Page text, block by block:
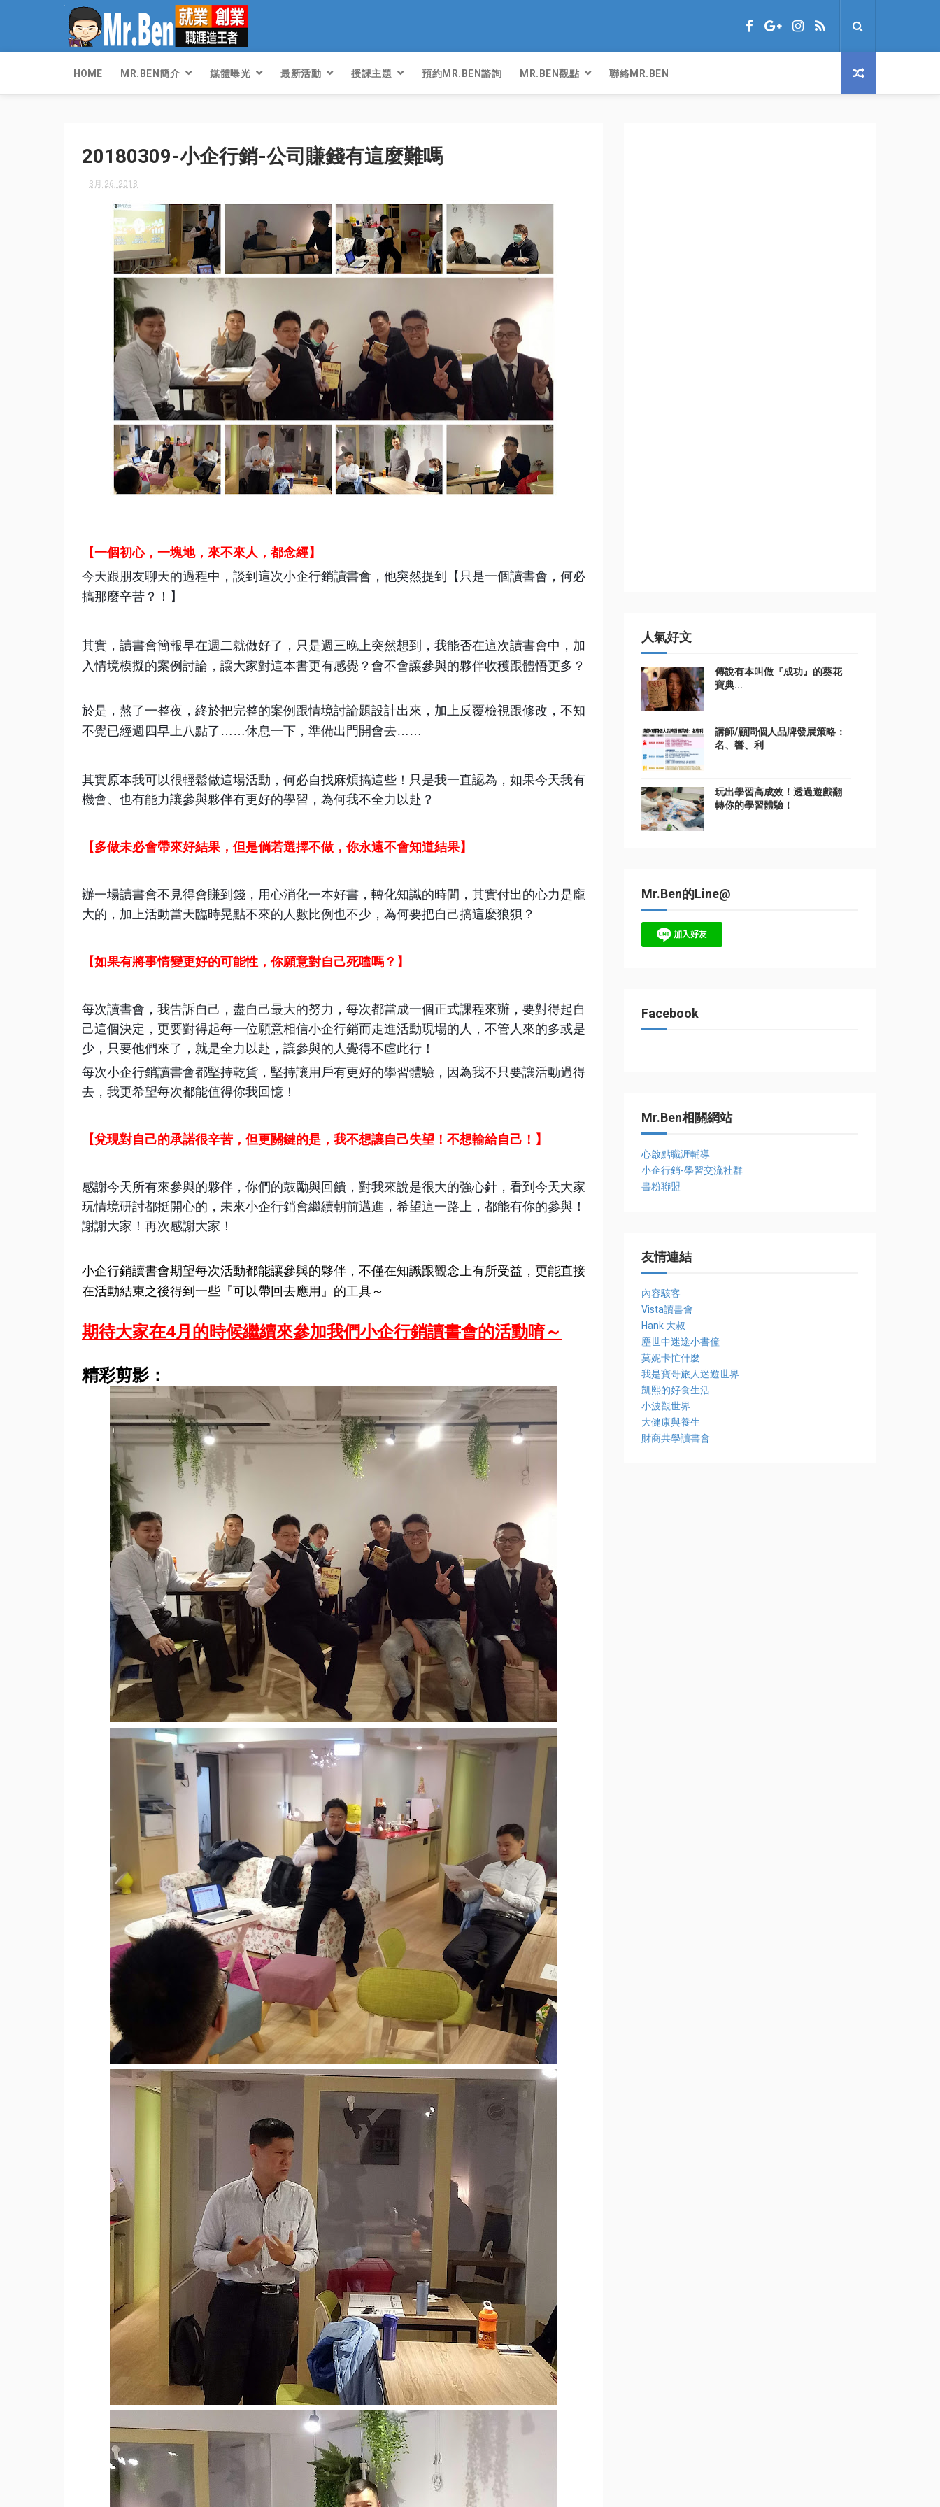
HOME MR.BEN簡介 媒體曝光 最新活動 授課主題 預約MR.BEN諮詢 MR.BEN觀點 聯絡MR.BEN
20180309-小企行銷-公司賺錢有這麼難嗎
3月 26, 2018
【一個初心，一塊地，來不來人，都念經】
今天跟朋友聊天的過程中，談到這次小企行銷讀書會，他突然提到【只是一個讀書會，何必
搞那麼辛苦？！】
其實，讀書會簡報早在週二就做好了，只是週三晚上突然想到，我能否在這次讀書會中，加
入情境模擬的案例討論，讓大家對這本書更有感覺？會不會讓參與的夥伴收穫跟體悟更多？
於是，熬了一整夜，終於把完整的案例跟情境討論題設計出來，加上反覆檢視跟修改，不知
不覺已經週四早上八點了……休息一下，準備出門開會去……
其實原本我可以很輕鬆做這場活動，何必自找麻煩搞這些！只是我一直認為，如果今天我有
機會、也有能力讓參與夥伴有更好的學習，為何我不全力以赴？
【多做未必會帶來好結果，但是倘若選擇不做，你永遠不會知道結果】
辦一場讀書會不見得會賺到錢，用心消化一本好書，轉化知識的時間，其實付出的心力是龐
大的，加上活動當天臨時晃點不來的人數比例也不少，為何要把自己搞這麼狼狽？
【如果有將事情變更好的可能性，你願意對自己死嗑嗎？】
每次讀書會，我告訴自己，盡自己最大的努力，每次都當成一個正式課程來辦，要對得起自
己這個決定，更要對得起每一位願意相信小企行銷而走進活動現場的人，不管人來的多或是
少，只要他們來了，就是全力以赴，讓參與的人覺得不虛此行！
每次小企行銷讀書會都堅持乾貨，堅持讓用戶有更好的學習體驗，因為我不只要讓活動過得
去，我更希望每次都能值得你我回憶！
【兌現對自己的承諾很辛苦，但更關鍵的是，我不想讓自己失望！不想輸給自己！】
感謝今天所有來參與的夥伴，你們的鼓勵與回饋，對我來說是很大的強心針，看到今天大家
玩情境研討都挺開心的，未來小企行銷會繼續朝前邁進，希望這一路上，都能有你的參與！
謝謝大家！ 再次感謝大家！
小企行銷讀書會期望每次活動都能讓參與的夥伴，不僅在知識跟觀念上有所受益，更能直接
在活動結束之後得到一些『可以帶回去應用』的工具～
期待大家在4月的時候繼續來參加我們小企行銷讀書會的活動唷～
精彩剪影：
人氣好文
傳說有本叫做『成功』的葵花
寶典...
講師/顧問個人品牌發展策略：
名、響、利
玩出學習高成效！透過遊戲翻
轉你的學習體驗！
Mr.Ben的Line@
Facebook
Mr.Ben相關網站
心啟點職涯輔導
小企行銷-學習交流社群
書粉聯盟
友情連結
內容駭客
Vista讀書會
Hank 大叔
塵世中迷途小書僮
莫妮卡忙什麼
我是寶哥旅人迷遊世界
凱熙的好食生活
小波觀世界
大健康與養生
財商共學讀書會